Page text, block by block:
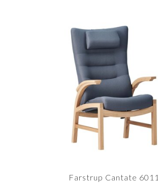
Farstrup Cantate 6011